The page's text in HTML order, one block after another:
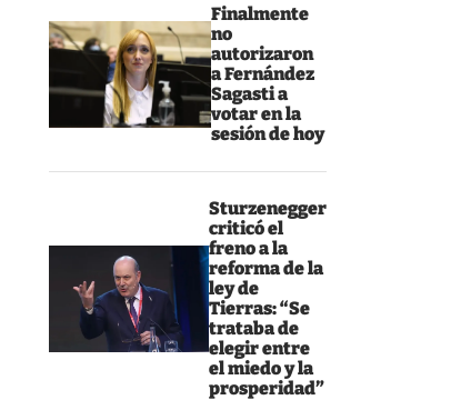
Finalmente
no
autorizaron
a Fernández
Sagasti a
votar en la
sesión de hoy
Sturzenegger
criticó el
freno a la
reforma de la
ley de
Tierras: “Se
trataba de
elegir entre
el miedo y la
prosperidad”